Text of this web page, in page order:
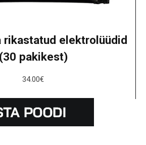
rikastatud elektrolüüdid
(30 pakikest)
34.00€